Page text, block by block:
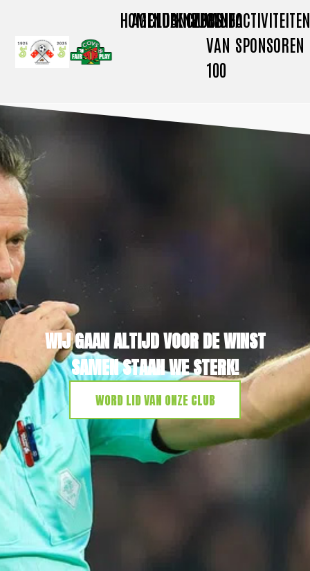
HOME
AGENDA
CLUBNIEUWS
KNVB
CLUBINFO
CLUB
VAN
100
ACTIVITEITEN
SPONSOREN
WIJ GAAN ALTIJD VOOR DE WINST
SAMEN STAAN WE STERK!
WORD LID VAN ONZE CLUB